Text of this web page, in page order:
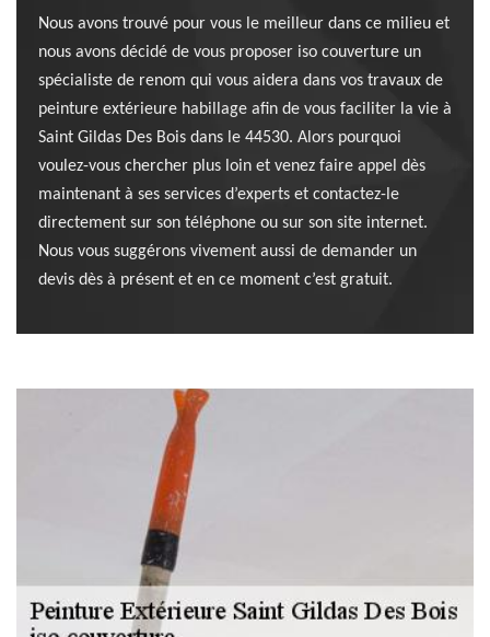
Nous avons trouvé pour vous le meilleur dans ce milieu et
nous avons décidé de vous proposer iso couverture un
spécialiste de renom qui vous aidera dans vos travaux de
peinture extérieure habillage afin de vous faciliter la vie à
Saint Gildas Des Bois dans le 44530. Alors pourquoi
voulez-vous chercher plus loin et venez faire appel dès
maintenant à ses services d’experts et contactez-le
directement sur son téléphone ou sur son site internet.
Nous vous suggérons vivement aussi de demander un
devis dès à présent et en ce moment c’est gratuit.